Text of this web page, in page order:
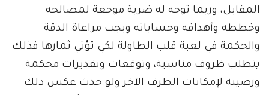
المقابل، وربما توجه له ضربة موجعة لمصالحه
وخططه وأهدافه وحساباته ويجب مراعاة الدقة
والحكمة في لعبة قلب الطاولة لكي تؤتي ثمارها فذلك
يتطلب ظروف مناسبة، وتوقعات وتقديرات محكمة
ورصينة لإمكانات الطرف الآخر ولو حدث عكس ذلك